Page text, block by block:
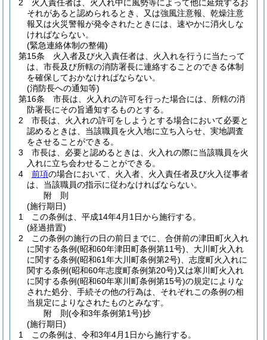
2
火入責任者は、火入れ中に風勢等によって他に延焼するお
それがあると認められるとき、又は強風注意報、乾燥注意
報又は火災警報が発令されたときには、速やかに消火しな
ければならない。
(緊急連絡体制の整備)
第15条
火入者及び火入責任者は、火入れを行うに当たって
は、市長及び所轄の消防署長に連絡することのできる体制
を確保しておかなければならない。
(消防長への通知等)
第16条
市長は、火入れの許可を行った場合には、所轄の消
防署長にその旨通知するものとする。
2
市長は、火入れの許可をしようとする場合において必要と
認めるときは、当該職員を火入地に立ち入らせ、実地調査
をさせることができる。
3
市長は、必要と認めるときは、火入れの際に当該職員を火
入れに立ち会わせることができる。
4
前項の場合において、火入者、火入責任者及び火入従事者
は、当該職員の指示に従わなければならない。
附 則
(施行期日)
1
この条例は、平成14年4月1日から施行する。
(経過措置)
2
この条例の施行の日の前日までに、合併前の津田町火入れ
に関する条例(昭和60年津田町条例第11号) 、大川町火入れ
に関する条例(昭和61年大川町条例第2号) 、志度町火入れに
関する条例(昭和60年志度町条例第20号)又は寒川町火入れ
に関する条例(昭和60年寒川町条例第15号)の規定によりな
された処分、手続その他の行為は、それぞれこの条例の相
当規定によりなされたものとみなす。
附 則(令和3年条例第1号)抄
(施行期日)
1
この条例は、令和3年4月1日から施行する。